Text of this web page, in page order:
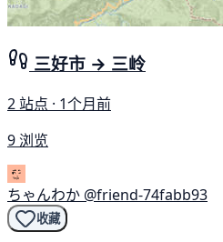
三好市 → 三岭
2 站点 · 1个月前
9 浏览
ちゃんわか @friend-74fabb93
收藏